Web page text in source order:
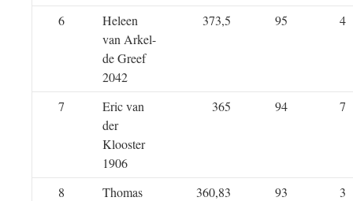
6
Heleen
van Arkel-
de Greef
2042
373,5 95 4
7
Eric van
der
Klooster
1906
365 94 7
8
Thomas
360,83 93 3